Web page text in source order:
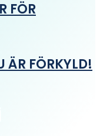
FÖR
ÄR FÖRKYLD!